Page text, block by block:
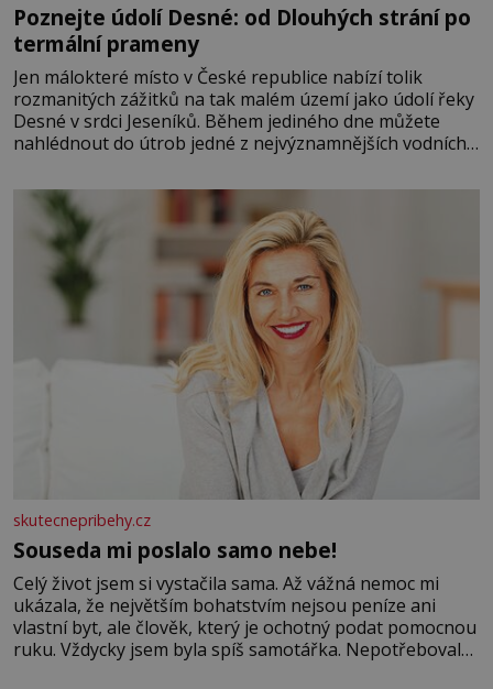
Poznejte údolí Desné: od Dlouhých strání po
termální prameny
Jen málokteré místo v České republice nabízí tolik
rozmanitých zážitků na tak malém území jako údolí řeky
Desné v srdci Jeseníků. Během jediného dne můžete
nahlédnout do útrob jedné z nejvýznamnějších vodních
se na koloběžce a den zakončit poznáváním památek ve
Velkých Losinách nebo v termálním
skutecnepribehy.cz
Souseda mi poslalo samo nebe!
Celý život jsem si vystačila sama. Až vážná nemoc mi
ukázala, že největším bohatstvím nejsou peníze ani
vlastní byt, ale člověk, který je ochotný podat pomocnou
ruku. Vždycky jsem byla spíš samotářka. Nepotřebovala